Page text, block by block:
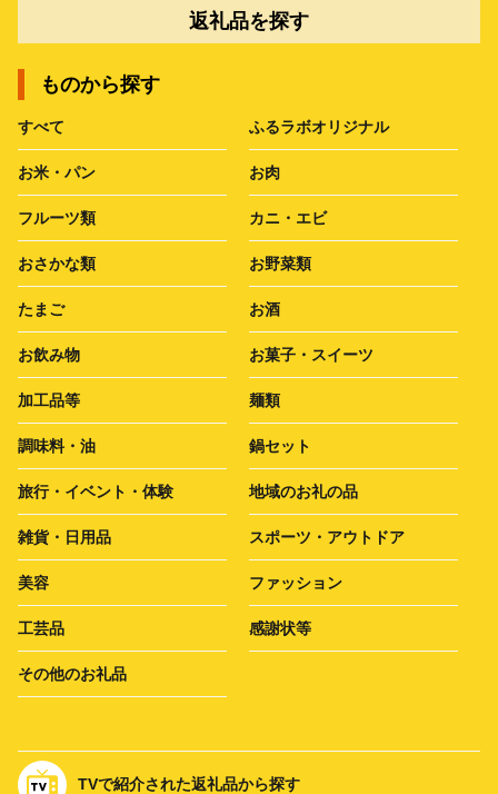
返礼品を探す
ものから探す
すべて ふるラボオリジナル
お米・パン お肉
フルーツ類 カニ・エビ
おさかな類 お野菜類
たまご お酒
お飲み物 お菓子・スイーツ
加工品等 麺類
調味料・油 鍋セット
旅行・イベント・体験 地域のお礼の品
雑貨・日用品 スポーツ・アウトドア
美容 ファッション
工芸品 感謝状等
その他のお礼品
TVで紹介された返礼品から探す